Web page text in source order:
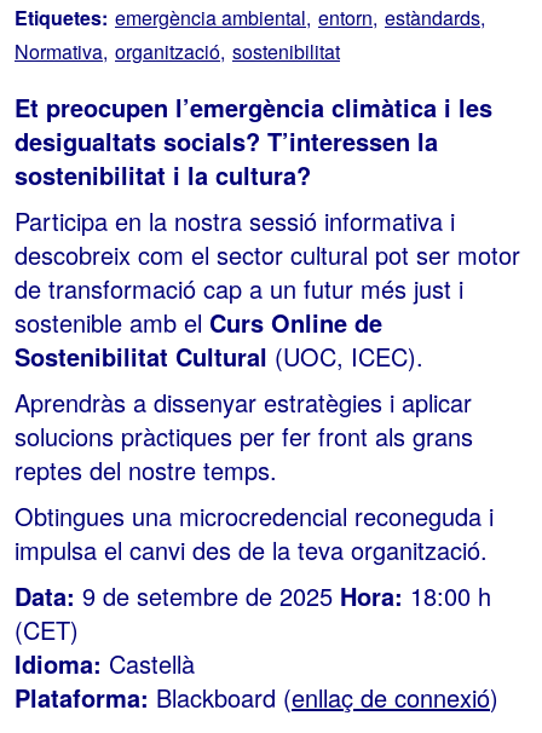
Etiquetes: emergència ambiental entorn estàndards
Normativa organització sostenibilitat
Et preocupen l’emergència climàtica i les
desigualtats socials? T’interessen la
sostenibilitat i la cultura?
Participa en la nostra sessió informativa i
descobreix com el sector cultural pot ser motor
de transformació cap a un futur més just i
sostenible amb el Curs Online de
Sostenibilitat Cultural (UOC, ICEC).
Aprendràs a dissenyar estratègies i aplicar
solucions pràctiques per fer front als grans
reptes del nostre temps.
Obtingues una microcredencial reconeguda i
impulsa el canvi des de la teva organització.
Data: 9 de setembre de 2025 Hora: 18:00 h
(CET)
Idioma: Castellà
Plataforma: Blackboard (enllaç de connexió)